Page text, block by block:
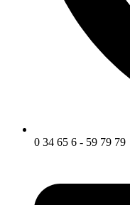
0 34 65 6 - 59 79 79